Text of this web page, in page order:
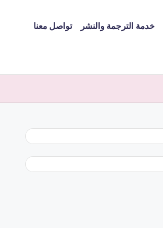
خدمة الترجمة والنشر تواصل معنا